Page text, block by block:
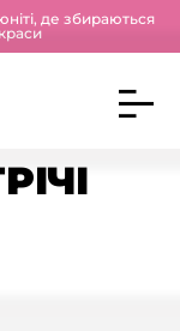
де збираються